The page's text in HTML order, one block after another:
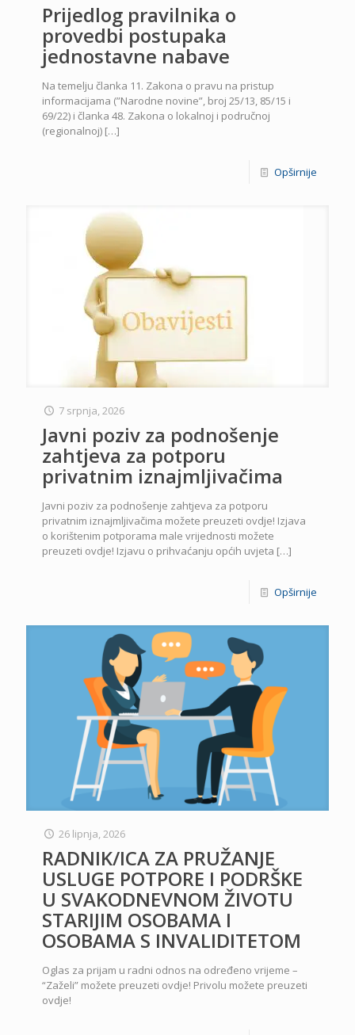
Prijedlog pravilnika o
provedbi postupaka
jednostavne nabave
Na temelju članka 11. Zakona o pravu na pristup
informacijama (”Narodne novine”, broj 25/13, 85/15 i
69/22) i članka 48. Zakona o lokalnoj i područnoj
(regionalnoj) […]
Opširnije
7 srpnja, 2026
Javni poziv za podnošenje
zahtjeva za potporu
privatnim iznajmljivačima
Javni poziv za podnošenje zahtjeva za potporu
privatnim iznajmljivačima možete preuzeti ovdje! Izjava
o korištenim potporama male vrijednosti možete
preuzeti ovdje! Izjavu o prihvaćanju općih uvjeta […]
Opširnije
26 lipnja, 2026
RADNIK/ICA ZA PRUŽANJE
USLUGE POTPORE I PODRŠKE
U SVAKODNEVNOM ŽIVOTU
STARIJIM OSOBAMA I
OSOBAMA S INVALIDITETOM
Oglas za prijam u radni odnos na određeno vrijeme –
“Zaželi” možete preuzeti ovdje! Privolu možete preuzeti
ovdje!